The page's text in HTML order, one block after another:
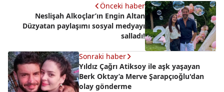
Önceki haber
Neslişah Alkoçlar’ın Engin Altan
Düzyatan paylaşımı sosyal medyayı
salladı!
Sonraki haber
Yıldız Çağrı Atiksoy ile aşk yaşayan
Berk Oktay’a Merve Şarapçıoğlu'dan
olay gönderme